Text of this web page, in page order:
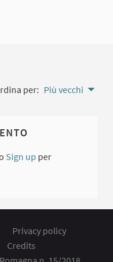
per: Più vecchi
Sign up per
Privacy policy
Credits